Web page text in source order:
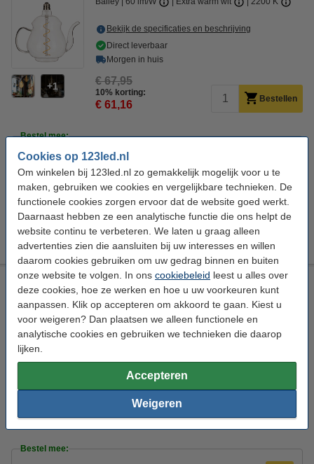
Cookies op 123led.nl
Om winkelen bij 123led.nl zo gemakkelijk mogelijk voor u te
maken, gebruiken we cookies en vergelijkbare technieken. De
functionele cookies zorgen ervoor dat de website goed werkt.
Daarnaast hebben ze een analytische functie die ons helpt de
website continu te verbeteren. We laten u graag alleen
advertenties zien die aansluiten bij uw interesses en willen
daarom cookies gebruiken om uw gedrag binnen en buiten
onze website te volgen. In ons cookiebeleid leest u alles over
deze cookies, hoe ze werken en hoe u uw voorkeuren kunt
aanpassen. Klik op accepteren om akkoord te gaan. Kiest u
voor weigeren? Dan plaatsen we alleen functionele en
analytische cookies en gebruiken we technieken die daarop
lijken.
Accepteren
Weigeren
1
Bekijk de specificaties en beschrijving
Direct leverbaar
Morgen in huis
€ 67,95
10% korting:
€ 61,16 Bestellen
Bestel mee:
E27 lamphouder porselein zwart (Bailey)
€ 9,95
Bailey Pendel E27 | 1.5 meter | Bari | Zwart
€ 21,95
Bailey design fitting E27 | Rond | Groen | Ø 56 mm
€ 15,95
Bailey LED lamp E27 | Theepot | Filament | Helder | 2200K |
Dimbaar | 4W
Bailey 15 lm/W Extra warm wit
Bekijk de specificaties en beschrijving
Morgen in huis
€ 67,95
10% korting:
€ 61,16
Bestel mee: